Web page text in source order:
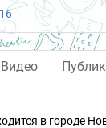
Видео
в городе